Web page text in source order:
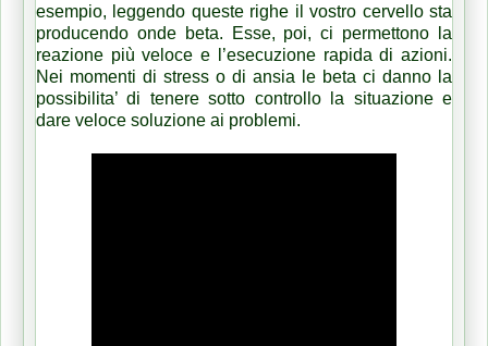
esempio, leggendo queste righe il vostro cervello sta
producendo onde beta. Esse, poi, ci permettono la
reazione più veloce e l’esecuzione rapida di azioni.
Nei momenti di stress o di ansia le beta ci danno la
possibilita’ di tenere sotto controllo la situazione e
dare veloce soluzione ai problemi.